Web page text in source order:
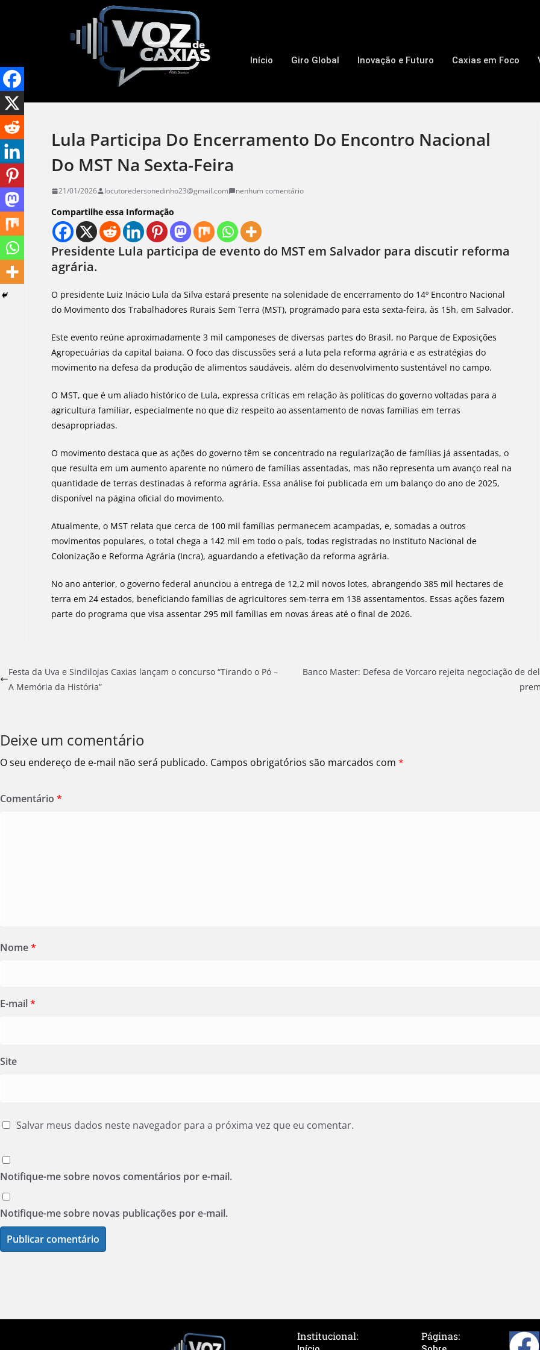
Início Giro Global Inovação e Futuro Caxias em Foco
Lula Participa Do Encerramento Do Encontro Nacional
Do MST Na Sexta-Feira
21/01/2026 locutoredersonedinho23@gmail.com nenhum comentário
Compartilhe essa Informação
Presidente Lula participa de evento do MST em Salvador para discutir reforma
agrária.
O presidente Luiz Inácio Lula da Silva estará presente na solenidade de encerramento do 14º Encontro Nacional
do Movimento dos Trabalhadores Rurais Sem Terra (MST), programado para esta sexta-feira, às 15h, em Salvador.
Este evento reúne aproximadamente 3 mil camponeses de diversas partes do Brasil, no Parque de Exposições
Agropecuárias da capital baiana. O foco das discussões será a luta pela reforma agrária e as estratégias do
movimento na defesa da produção de alimentos saudáveis, além do desenvolvimento sustentável no campo.
O MST, que é um aliado histórico de Lula, expressa críticas em relação às políticas do governo voltadas para a
agricultura familiar, especialmente no que diz respeito ao assentamento de novas famílias em terras
desapropriadas.
O movimento destaca que as ações do governo têm se concentrado na regularização de famílias já assentadas, o
que resulta em um aumento aparente no número de famílias assentadas, mas não representa um avanço real na
quantidade de terras destinadas à reforma agrária. Essa análise foi publicada em um balanço do ano de 2025,
disponível na página oficial do movimento.
Atualmente, o MST relata que cerca de 100 mil famílias permanecem acampadas, e, somadas a outros
movimentos populares, o total chega a 142 mil em todo o país, todas registradas no Instituto Nacional de
Colonização e Reforma Agrária (Incra), aguardando a efetivação da reforma agrária.
No ano anterior, o governo federal anunciou a entrega de 12,2 mil novos lotes, abrangendo 385 mil hectares de
terra em 24 estados, beneficiando famílias de agricultores sem-terra em 138 assentamentos. Essas ações fazem
parte do programa que visa assentar 295 mil famílias em novas áreas até o final de 2026.
Festa da Uva e Sindilojas Caxias lançam o concurso “Tirando o Pó –
A Memória da História”
Banco Master: Defesa de Vorcaro rejeita negociação de
Deixe um comentário
O seu endereço de e-mail não será publicado. Campos obrigatórios são marcados com *
Comentário *
Nome*
E-mail*
Site
Salvar meus dados neste navegador para a próxima vez que eu comentar.
Notifique-me sobre novos comentários por e-mail.
Notifique-me sobre novas publicações por e-mail.
Institucional: Páginas: